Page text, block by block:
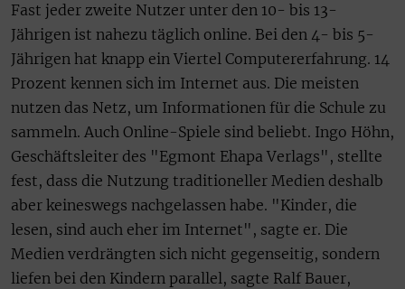
Fast jeder zweite Nutzer unter den 10- bis 13-
Jährigen ist nahezu täglich online. Bei den 4- bis 5-
Jährigen hat knapp ein Viertel Computererfahrung. 14
Prozent kennen sich im Internet aus. Die meisten
nutzen das Netz, um Informationen für die Schule zu
sammeln. Auch Online-Spiele sind beliebt. Ingo Höhn,
Geschäftsleiter des "Egmont Ehapa Verlags", stellte
fest, dass die Nutzung traditioneller Medien deshalb
aber keineswegs nachgelassen habe. "Kinder, die
lesen, sind auch eher im Internet", sagte er. Die
Medien verdrängten sich nicht gegenseitig, sondern
liefen bei den Kindern parallel, sagte Ralf Bauer,